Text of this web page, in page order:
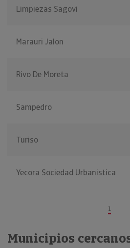
Limpiezas Sagovi
Marauri Jalon
Rivo De Moreta
Sampedro
Turiso
Yecora Sociedad Urbanistica
1
Municipios